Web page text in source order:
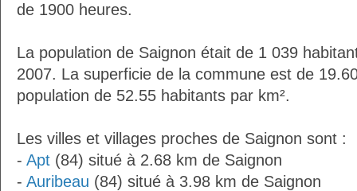
de 1900 heures.
La population de Saignon était de 1 039
2007. La superficie de la commune est de
population de 52.55 habitants par km².
Les villes et villages proches de Saignon sont :
- Apt (84) situé à 2.68 km de Saignon
- Auribeau (84) situé à 3.98 km de Saignon